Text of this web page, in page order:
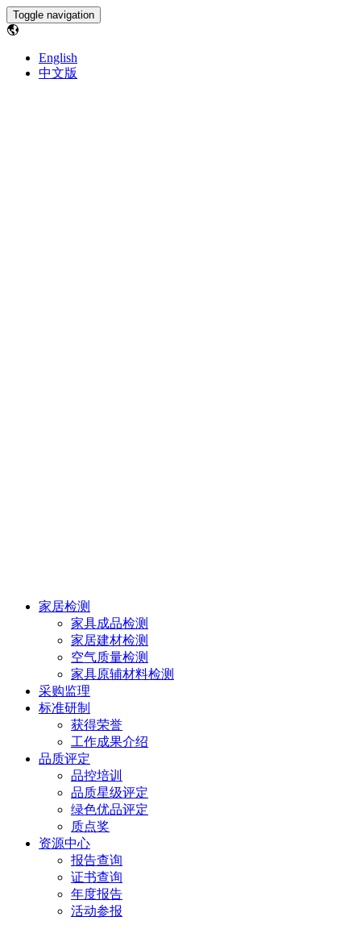
Toggle navigation
English
中文版
家居检测
家具成品检测
家居建材检测
空气质量检测
家具原辅材料检测
采购监理
标准研制
获得荣誉
工作成果介绍
品质评定
品控培训
品质星级评定
绿色优品评定
质点奖
资源中心
报告查询
证书查询
年度报告
活动参报